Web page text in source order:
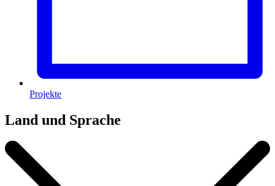
Projekte
Land und Sprache